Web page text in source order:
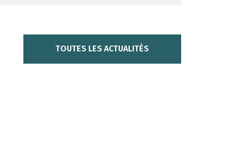
TOUTES LES ACTUALITÉS